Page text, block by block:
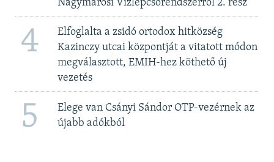
Nagymarosi Vízlépcsőrendszerről 2. rész
4
Elfoglalta a zsidó ortodox hitközség
Kazinczy utcai központját a vitatott módon
megválasztott, EMIH-hez köthető új
vezetés
5
Elege van Csányi Sándor OTP-vezérnek az
újabb adókból